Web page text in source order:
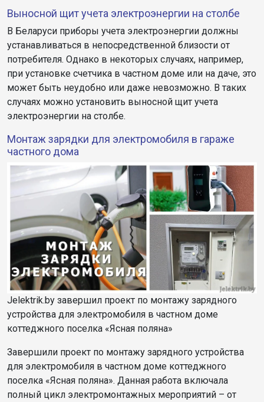
Выносной щит учета электроэнергии на столбе
В Беларуси приборы учета электроэнергии должны
устанавливаться в непосредственной близости от
потребителя. Однако в некоторых случаях, например,
при установке счетчика в частном доме или на даче, это
может быть неудобно или даже невозможно. В таких
случаях можно установить выносной щит учета
электроэнергии на столбе.
Монтаж зарядки для электромобиля в гараже
частного дома
Jelektrik.by завершил проект по монтажу зарядного
устройства для электромобиля в частном доме
коттеджного поселка «Ясная поляна»
Завершили проект по монтажу зарядного устройства
для электромобиля в частном доме коттеджного
поселка «Ясная поляна». Данная работа включала
полный цикл электромонтажных мероприятий – от